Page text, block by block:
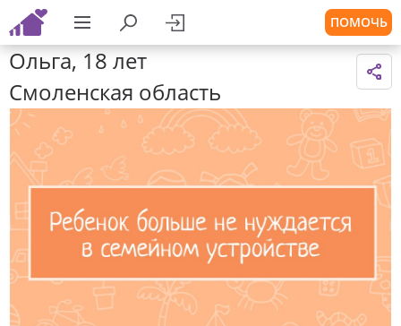
ПОМОЧЬ
Ольга, 18 лет
Смоленская область